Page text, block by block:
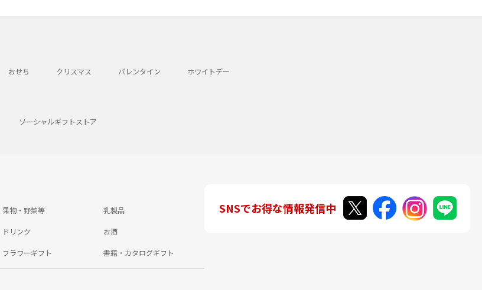
おせち クリスマス バレンタイン ホワイトデー
ソーシャルギフトストア
果物・野菜等 乳製品
ドリンク お酒
フラワーギフト 書籍・カタログギフト
SNSでお得な情報発信中